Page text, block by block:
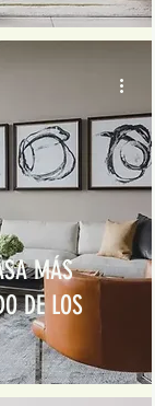
MÁS
DE LOS